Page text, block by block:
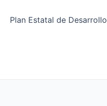
Plan Estatal de Desarrollo